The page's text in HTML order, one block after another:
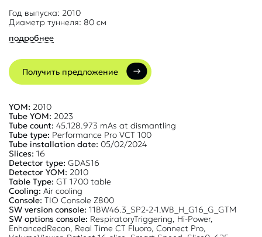
Год выпуска: 2010
Диаметр туннеля: 80 см
подробнее
Получить предложение
YOM: 2010
Tube YOM: 2023
Tube count: 45.128.973 mAs at dismantling
Tube type: Performance Pro VCT 100
Tube installation date: 05/02/2024
Slices: 16
Detector type: GDAS16
Detector YOM: 2010
Table Type: GT 1700 table
Cooling: Air cooling
Console: TIO Console Z800
SW version console: 11BW46.3_SP2-2-1.WB_H_G16_G_GTM
SW options console: RespiratoryTriggering, Hi-Power,
EnhancedRecon, Real Time CT Fluoro, Connect Pro,